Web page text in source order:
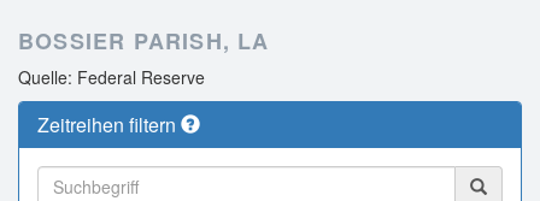
BOSSIER PARISH, LA
Quelle: Federal Reserve
Zeitreihen filtern